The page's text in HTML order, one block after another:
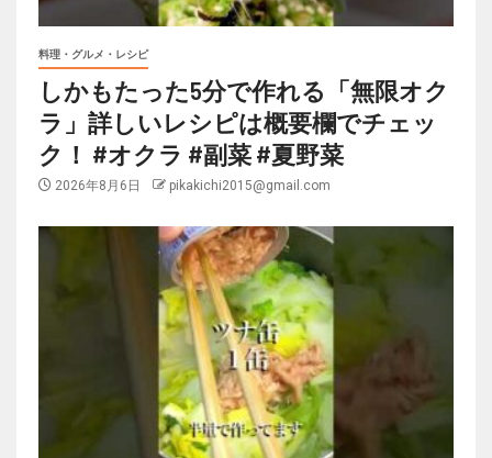
料理・グルメ・レシピ
しかもたった5分で作れる「無限オク
ラ」詳しいレシピは概要欄でチェッ
ク！ #オクラ #副菜 #夏野菜
2026年8月6日 pikakichi2015@gmail.com